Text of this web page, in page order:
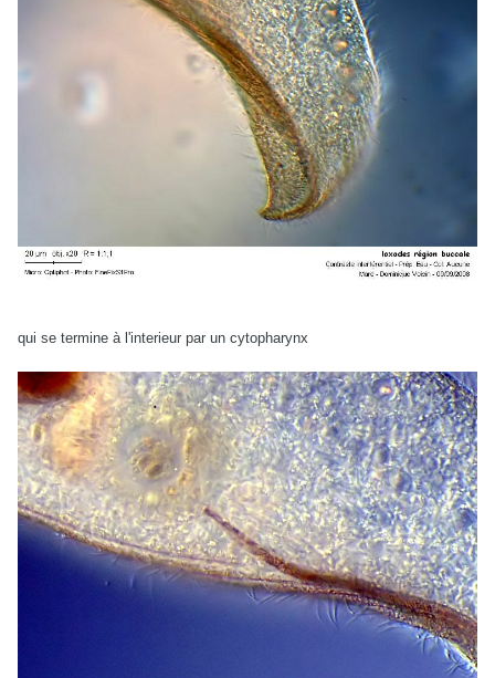
qui se termine à l'interieur par un cytopharynx